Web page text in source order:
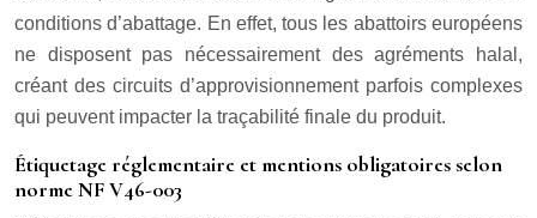
conditions d’abattage. En effet, tous les abattoirs européens
ne disposent pas nécessairement des agréments halal,
créant des circuits d’approvisionnement parfois complexes
qui peuvent impacter la traçabilité finale du produit.
Étiquetage réglementaire et mentions obligatoires selon
norme NF V46-003